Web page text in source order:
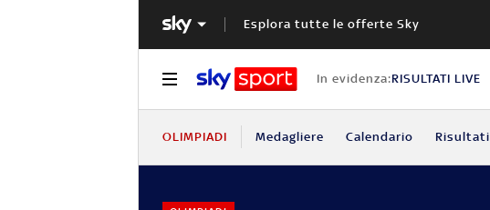
Esplora tutte le offerte Sky
In evidenza:RISULTATI LIVE
OLIMPIADI Medagliere Calendario Risultati